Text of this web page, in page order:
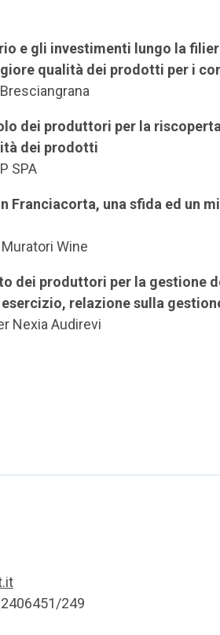
e gli investimenti lungo la
qualità dei prodotti per i
dei produttori per la
dei prodotti
SPA
Franciacorta, una sfida ed un
Muratori Wine
dei produttori per la gestione
relazione sulla
Nexia Audirevi
249